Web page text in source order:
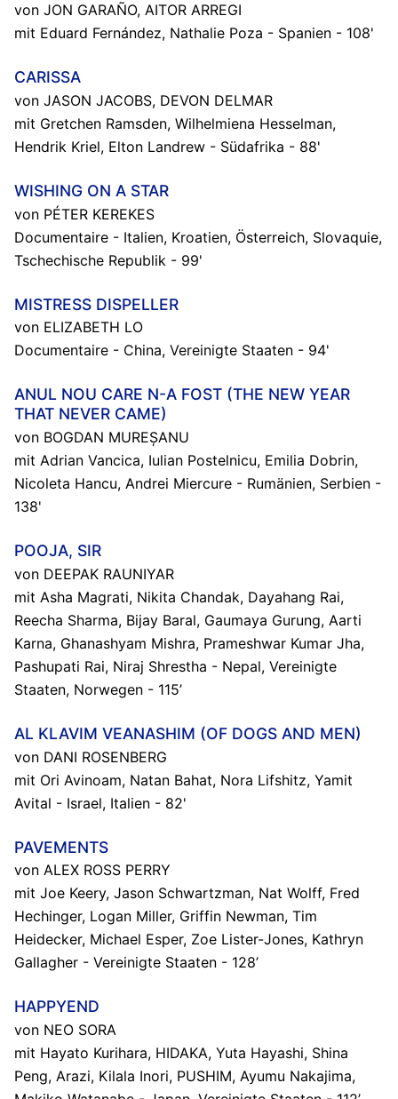
von JON GARAÑO, AITOR ARREGI
mit Eduard Fernández, Nathalie Poza - Spanien - 108'
CARISSA
von JASON JACOBS, DEVON DELMAR
mit Gretchen Ramsden, Wilhelmiena Hesselman,
Hendrik Kriel, Elton Landrew - Südafrika - 88'
WISHING ON A STAR
von PÉTER KEREKES
Documentaire - Italien, Kroatien, Österreich, Slovaquie,
Tschechische Republik - 99'
MISTRESS DISPELLER
von ELIZABETH LO
Documentaire - China, Vereinigte Staaten - 94'
ANUL NOU CARE N-A FOST (THE NEW YEAR
THAT NEVER CAME)
von BOGDAN MUREȘANU
mit Adrian Vancica, Iulian Postelnicu, Emilia Dobrin,
Nicoleta Hancu, Andrei Miercure - Rumänien, Serbien -
138'
POOJA, SIR
von DEEPAK RAUNIYAR
mit Asha Magrati, Nikita Chandak, Dayahang Rai,
Reecha Sharma, Bijay Baral, Gaumaya Gurung, Aarti
Karna, Ghanashyam Mishra, Prameshwar Kumar Jha,
Pashupati Rai, Niraj Shrestha - Nepal, Vereinigte
Staaten, Norwegen - 115’
AL KLAVIM VEANASHIM (OF DOGS AND MEN)
von DANI ROSENBERG
mit Ori Avinoam, Natan Bahat, Nora Lifshitz, Yamit
Avital - Israel, Italien - 82'
PAVEMENTS
von ALEX ROSS PERRY
mit Joe Keery, Jason Schwartzman, Nat Wolff, Fred
Hechinger, Logan Miller, Griffin Newman, Tim
Heidecker, Michael Esper, Zoe Lister-Jones, Kathryn
Gallagher - Vereinigte Staaten - 128’
HAPPYEND
von NEO SORA
mit Hayato Kurihara, HIDAKA, Yuta Hayashi, Shina
Peng, Arazi, Kilala Inori, PUSHIM, Ayumu Nakajima,